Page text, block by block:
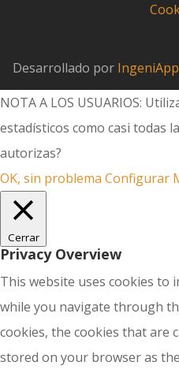
Desarrollado por IngeniApp
NOTA A LOS USUARIOS:
estadísticos como casi todas
autorizas?
OK, sin problema Configurar
Cerrar
Privacy Overview
This website uses cookies to
while you navigate through
cookies, the cookies that are
stored on your browser as